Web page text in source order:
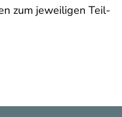
zum jeweiligen Teil-